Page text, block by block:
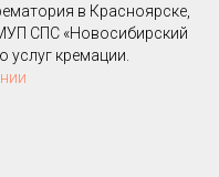
в Красноярске,
СПС «Новосибирский
услуг кремации.